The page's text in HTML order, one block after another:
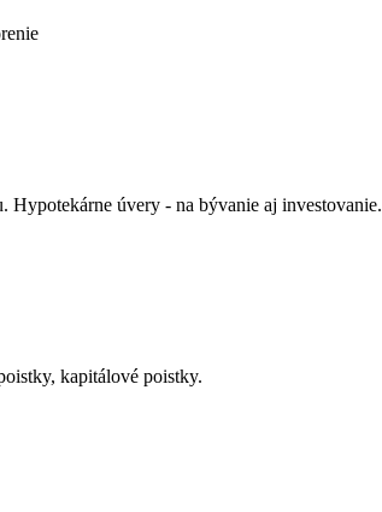
Hypotekárne úvery - na bývanie aj investovanie.
kapitálové poistky.